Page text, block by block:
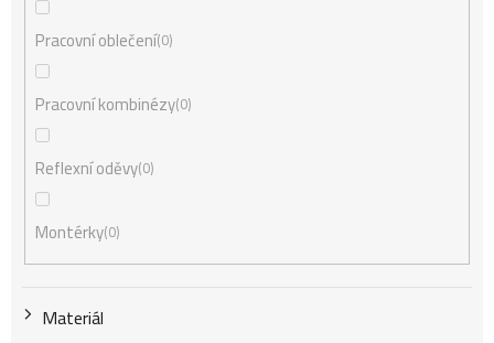
Pracovní oblečení0
Pracovní kombinézy 0
Reflexní oděvy 0
Montérky 0
Materiál